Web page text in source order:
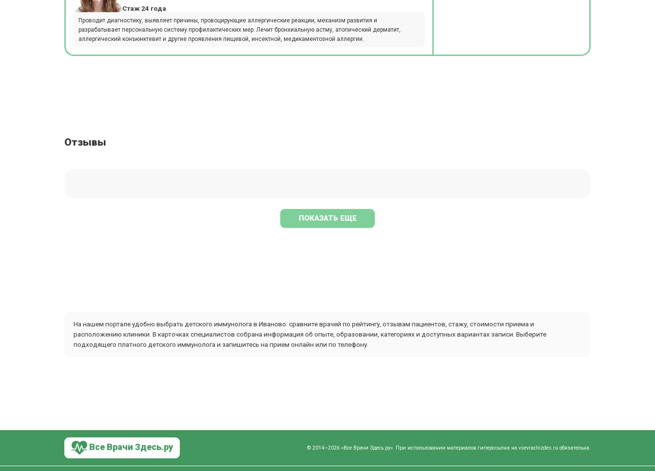
Стаж 24 года
Проводит диагностику, выявляет причины, провоцирующие аллергические реакции, механизм развития и
разрабатывает персональную систему профилактических мер. Лечит бронхиальную астму, атопический дерматит,
аллергический конъюнктевит и другие проявления пищевой, инсектной, медикаментозной аллергии.
Отзывы
ПОКАЗАТЬ ЕЩЕ
На нашем портале удобно выбрать детского иммунолога в Иваново: сравните врачей по рейтингу, отзывам пациентов, стажу, стоимости приема и
расположению клиники. В карточках специалистов собрана информация об опыте, образовании, категориях и доступных вариантах записи. Выберите
подходящего платного детского иммунолога и запишитесь на прием онлайн или по телефону.
Все Врачи Здесь.ру © 2014—2026 «Все Врачи Здесь.ру». При использовании материалов гиперссылка на vsevrachizdes.ru обязательна.